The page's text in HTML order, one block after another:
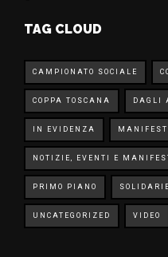
TAG CLOUD
CAMPIONATO SOCIALE
COPPA TOSCANA DAGLI
IN EVIDENZA
NOTIZIE, EVENTI E
PRIMO PIANO
UNCATEGORIZED VIDEO